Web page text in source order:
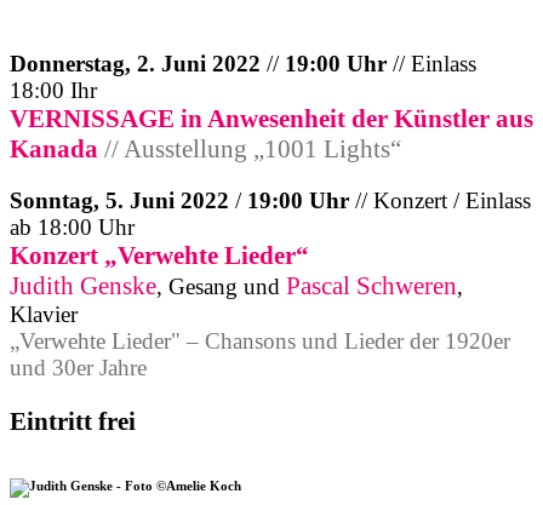
Donnerstag, 2. Juni 2022 // 19:00 Uhr // Einlass
18:00 Ihr
VERNISSAGE in Anwesenheit der Künstler aus
Kanada // Ausstellung „1001 Lights“
Sonntag, 5. Juni 2022 / 19:00 Uhr // Konzert / Einlass
ab 18:00 Uhr
Konzert „Verwehte Lieder“
Judith Genske, Gesang und Pascal Schweren,
Klavier
„Verwehte Lieder" – Chansons und Lieder der 1920er
und 30er Jahre
Eintritt frei